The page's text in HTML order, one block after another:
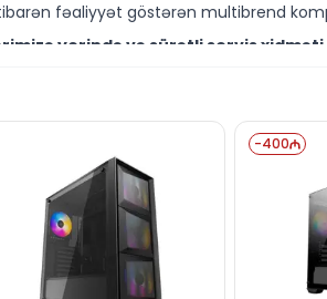
fəaliyyət göstərən multibrend
yerində və sürətli servis
Bakıda sərfəli qiymətə NƏĞD,
suallarınızı saytımız vasitəsilə
hər gün 10:00-19:00 saatlarında
ilə bağlı bütün suallarınızı
-400